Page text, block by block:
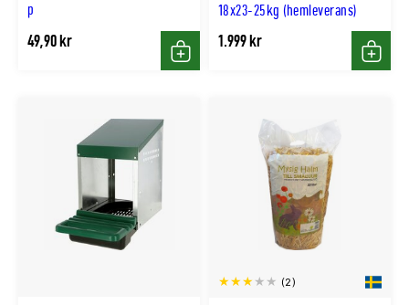
p
49,90 kr
Köp
18x23-25kg (hemleverans)
1.999 kr
Köp
(2)